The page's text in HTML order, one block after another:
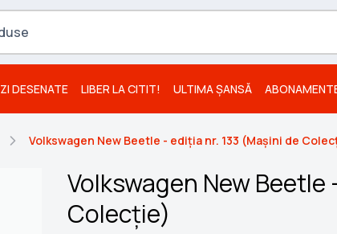
DESENATE LIBER LA CITIT! ULTIMA ȘANSĂ
Volkswagen New Beetle - ediția nr. 133 (Mașini de
Volkswagen New
Colecție)